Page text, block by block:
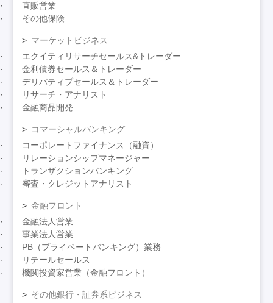
直販営業
その他保険
マーケットビジネス
エクイティリサーチセールス&トレーダー
金利債券セールス＆トレーダー
デリバティブセールス＆トレーダー
リサーチ・アナリスト
金融商品開発
コマーシャルバンキング
コーポレートファイナンス（融資）
リレーションシップマネージャー
トランザクションバンキング
審査・クレジットアナリスト
金融フロント
金融法人営業
事業法人営業
PB（プライベートバンキング）業務
リテールセールス
機関投資家営業（金融フロント）
その他銀行・証券系ビジネス